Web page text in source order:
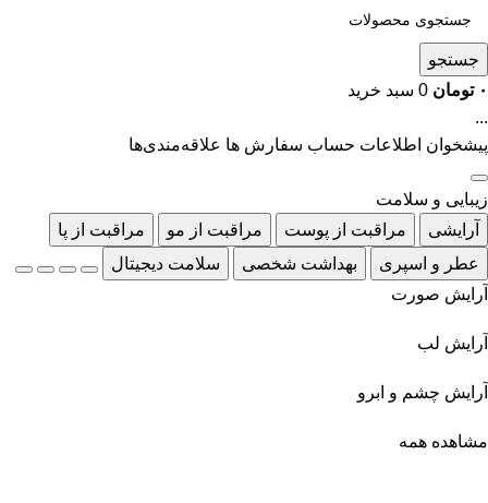
جستجو
۰ تومان 0 سبد خرید
...
پیشخوان اطلاعات حساب سفارش ها علاقه‌مندی‌ها
زیبایی و سلامت
آرایشی
مراقبت از پوست مراقبت از مو
مراقبت از پا
عطر و اسپری
بهداشت شخصی
سلامت دیجیتال
آرایش صورت
آرایش لب
آرایش چشم و ابرو
مشاهده همه